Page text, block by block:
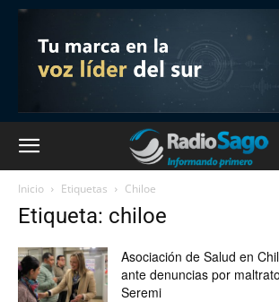
Inicio Etiquetas Chiloe
Etiqueta: chiloe
Asociación de Salud en
ante denuncias por
Seremi